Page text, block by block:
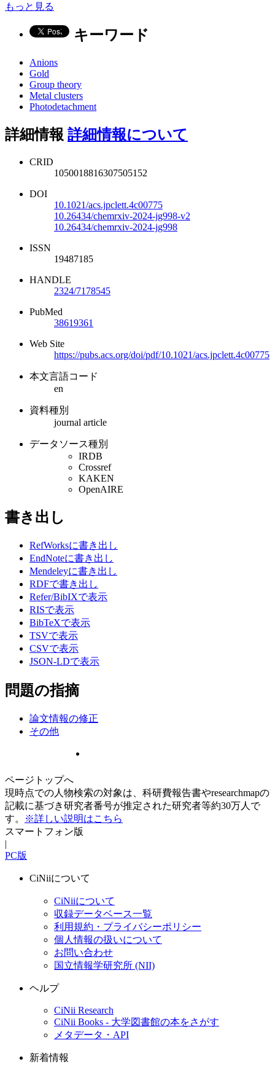
もっと見る
キーワード
Anions
Gold
Group theory
Metal clusters
Photodetachment
詳細情報 詳細情報について
CRID
1050018816307505152
DOI
10.1021/acs.jpclett.4c00775
10.26434/chemrxiv-2024-jg998-v2
10.26434/chemrxiv-2024-jg998
ISSN
19487185
HANDLE
2324/7178545
PubMed
38619361
Web Site
https://pubs.acs.org/doi/pdf/10.1021/acs.jpclett.4c00775
本文言語コード
en
資料種別
journal article
データソース種別
IRDB
Crossref
KAKEN
OpenAIRE
書き出し
RefWorksに書き出し
EndNoteに書き出し
Mendeleyに書き出し
RDFで書き出し
Refer/BibIXで表示
RISで表示
BibTeXで表示
TSVで表示
CSVで表示
JSON-LDで表示
問題の指摘
論文情報の修正
その他
ページトップへ
現時点での人物検索の対象は、科研費報告書やresearchmapの
記載に基づき研究者番号が推定された研究者等約30万人で
す。
※詳しい説明はこちら
スマートフォン版
|
PC版
CiNiiについて
CiNiiについて
収録データベース一覧
利用規約・プライバシーポリシー
個人情報の扱いについて
お問い合わせ
国立情報学研究所 (NII)
ヘルプ
CiNii Research
CiNii Books - 大学図書館の本をさがす
メタデータ・API
新着情報